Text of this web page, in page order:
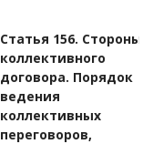
Статья 156. Стороны
коллективного
договора. Порядок
ведения
коллективных
переговоров,